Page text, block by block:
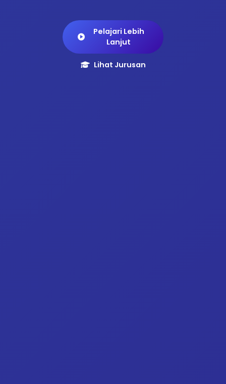
Pelajari Lebih
Lanjut
Lihat Jurusan